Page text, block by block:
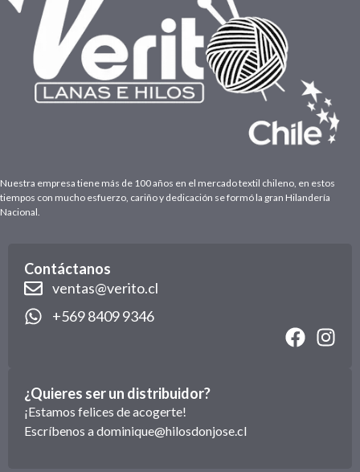
Nuestra empresa tiene más de 100 años en el mercado textil chileno, en estos
tiempos con mucho esfuerzo, cariño y dedicación se formó la gran Hilandería
Nacional.
Contáctanos
ventas@verito.cl
+569 8409 9346
¿Quieres ser un distribuidor?
¡Estamos felices de acogerte!
Escríbenos a dominique@hilosdonjose.cl